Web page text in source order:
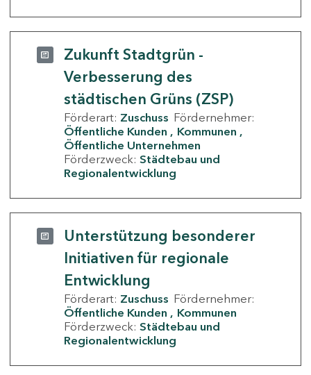
Zukunft Stadtgrün -
Verbesserung des
städtischen Grüns (ZSP)
Förderart: Zuschuss Fördernehmer:
Öffentliche Kunden
Kommunen
Öffentliche Unternehmen
Förderzweck: Städtebau und
Regionalentwicklung
Unterstützung besonderer
Initiativen für regionale
Entwicklung
Förderart: Zuschuss Fördernehmer:
Öffentliche Kunden
Kommunen
Förderzweck: Städtebau und
Regionalentwicklung